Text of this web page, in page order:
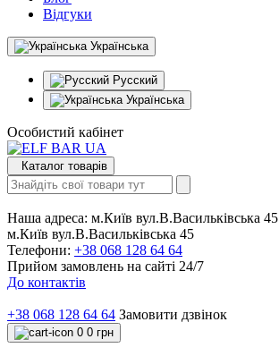
Відгуки
Українська
Русский
Українська
Особистий кабінет
Каталог товарів
Наша адреса: м.Київ вул.В.Васильківська 45
м.Київ вул.В.Васильківська 45
Телефони: +38 068 128 64 64
Прийом замовлень на сайті 24/7
До контактів
+38 068 128 64 64 Замовити дзвінок
0 0 грн